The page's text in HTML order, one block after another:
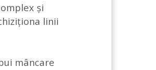
și
linii
mâncare